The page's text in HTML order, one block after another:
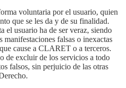
voluntaria por el usuario, quien
que se les da y de su finalidad.
el usuario ha de ser veraz, siendo
manifestaciones falsas o inexactas
cause a CLARET o a terceros.
de excluir de los servicios a todo
falsos, sin perjuicio de las otras